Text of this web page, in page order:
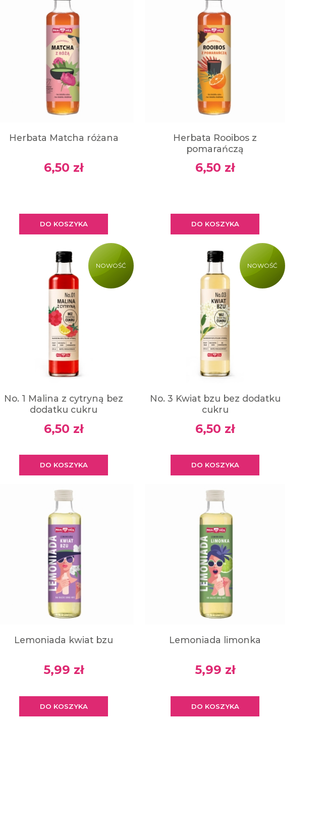
Herbata Matcha różana
6,50 zł
DO KOSZYKA
Herbata Rooibos z
pomarańczą
6,50 zł
DO KOSZYKA
No. 1 Malina z cytryną bez
dodatku cukru
6,50 zł
DO KOSZYKA
NOWOŚĆ
No. 3 Kwiat bzu bez dodatku
cukru
6,50 zł
DO KOSZYKA
NOWOŚĆ
Lemoniada kwiat bzu
5,99 zł
DO KOSZYKA
Lemoniada limonka
5,99 zł
DO KOSZYKA